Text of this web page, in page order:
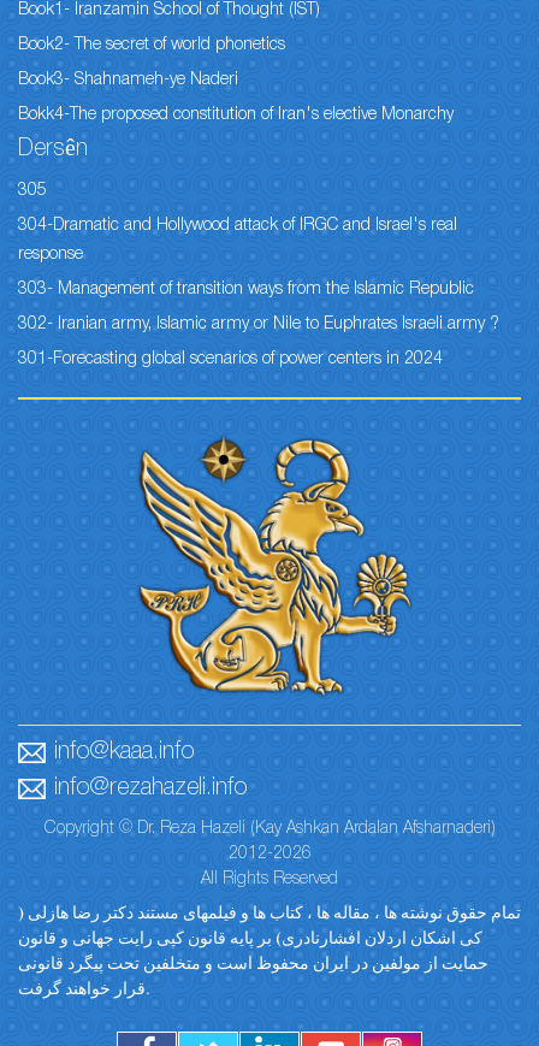
Book1- Iranzamin School of Thought (IST)
Book2- The secret of world phonetics
Book3- Shahnameh-ye Naderi
Bokk4-The proposed constitution of Iran's elective Monarchy
Dersên
305
304-Dramatic and Hollywood attack of IRGC and Israel's real
response
303- Management of transition ways from the Islamic Republic
302- Iranian army, Islamic army or Nile to Euphrates Israeli army ?
301-Forecasting global scenarios of power centers in 2024
info@kaaa.info
info@rezahazeli.info
Copyright © Dr. Reza Hazeli (Kay Ashkan Ardalan Afsharnaderi)
2012-2026
All Rights Reserved
تمام حقوق نوشته ها ، مقاله ها ، کتاب ها و فیلمهای مستند دکتر رضا هازلی (
کی اشکان اردلان افشارنادری) بر پایه قانون کپی رایت جهانی و قانون
حمایت از مولفین در ایران محفوظ است و متخلفین تحت پیگرد قانونی
قرار خواهند گرفت.